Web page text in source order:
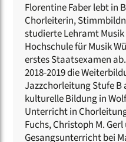
Florentine Faber lebt in
Chorleiterin,
studierte Lehramt
Hochschule für Musik
erstes Staatsexamen
2018-2019 die
Jazzchorleitung Stufe B
kulturelle Bildung in
Unterricht in
Fuchs, Christoph M.
Gesangsunterricht bei